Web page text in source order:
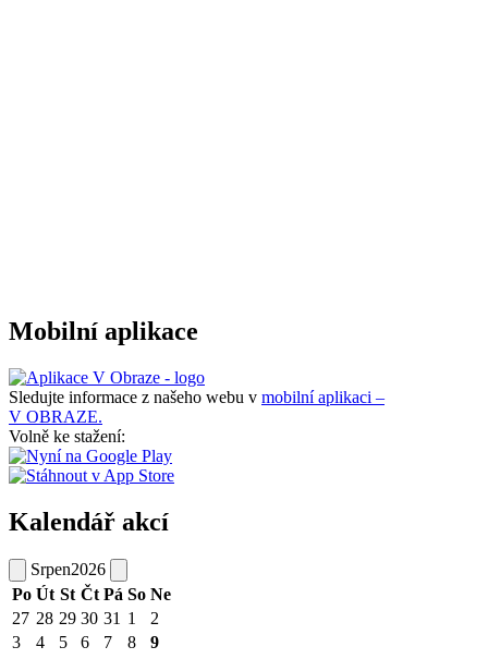
Mobilní aplikace
Sledujte informace z našeho webu v mobilní aplikaci –
V OBRAZE.
Volně ke stažení:
Kalendář akcí
Srpen2026
Po Út St Čt Pá So Ne
27 28 29 30 31 1
2
3
4 5 6 7 8
9